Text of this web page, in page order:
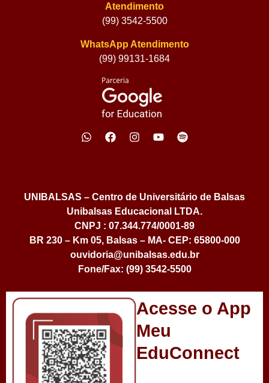
Atendimento
(99) 3542-5500
WhatsApp Atendimento
(99) 99131-1684
UNIBALSAS – Centro de Universitário de Balsas
Unibalsas Educacional LTDA.
CNPJ : 07.344.774/0001-89
BR 230 – Km 05, Balsas – MA- CEP: 65800-000
ouvidoria@unibalsas.edu.br
Fone/Fax: (99) 3542-5500
Acesse o App
Meu
EduConnect